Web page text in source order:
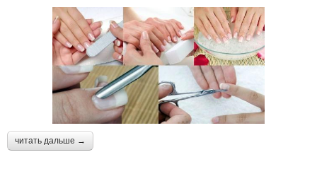
читать дальше →